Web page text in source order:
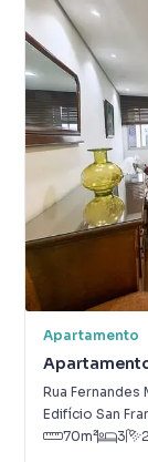
Apartamento
(Zona Sul)
Rua Fernandes
Edifício San
70m² 3 2